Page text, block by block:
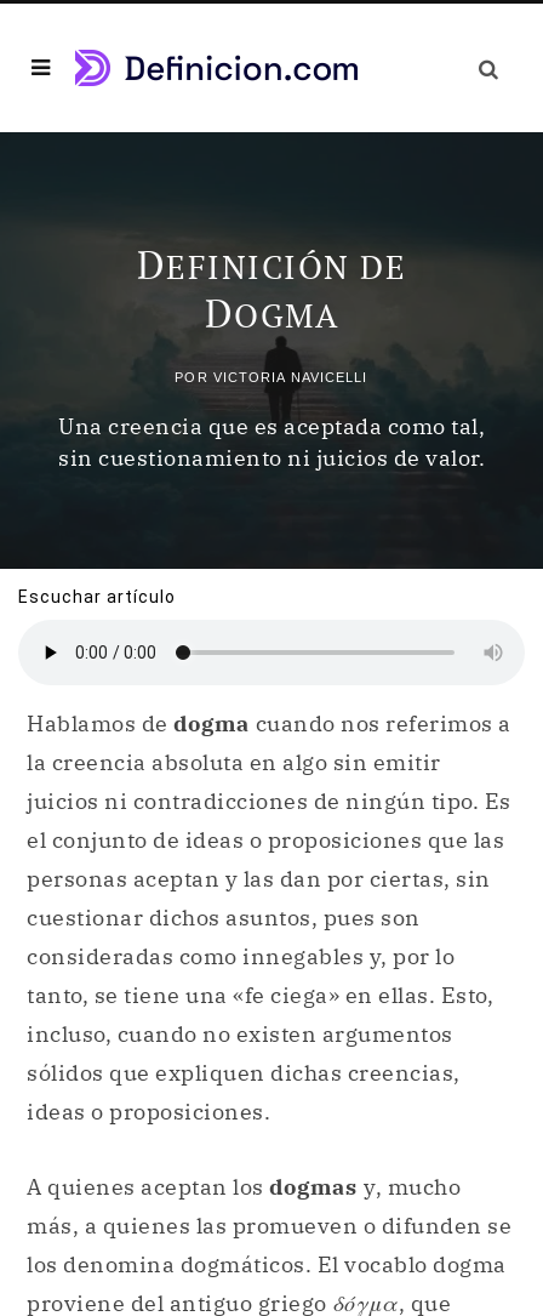
DEFINICIÓN DE
DOGMA
POR VICTORIA NAVICELLI
Una creencia que es aceptada como tal,
sin cuestionamiento ni juicios de valor.
Escuchar artículo
Hablamos de dogma cuando nos referimos a
la creencia absoluta en algo sin emitir
juicios ni contradicciones de ningún tipo. Es
el conjunto de ideas o proposiciones que las
personas aceptan y las dan por ciertas, sin
cuestionar dichos asuntos, pues son
consideradas como innegables y, por lo
tanto, se tiene una «fe ciega» en ellas. Esto,
incluso, cuando no existen argumentos
sólidos que expliquen dichas creencias,
ideas o proposiciones.
A quienes aceptan los dogmas y, mucho
más, a quienes las promueven o difunden se
los denomina dogmáticos. El vocablo dogma
proviene del antiguo griego δόγμα, que